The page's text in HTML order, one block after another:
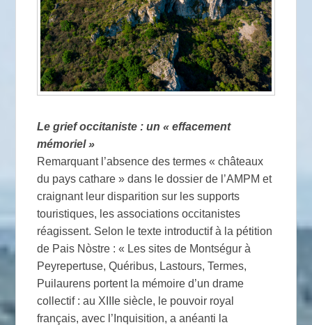
Le grief occitaniste : un « effacement
mémoriel »
Remarquant l’absence des termes « châteaux
du pays cathare » dans le dossier de l’AMPM et
craignant leur disparition sur les supports
touristiques, les associations occitanistes
réagissent. Selon le texte introductif à la pétition
de Pais Nòstre : « Les sites de Montségur à
Peyrepertuse, Quéribus, Lastours, Termes,
Puilaurens portent la mémoire d’un drame
collectif : au XIIIe siècle, le pouvoir royal
français, avec l’Inquisition, a anéanti la